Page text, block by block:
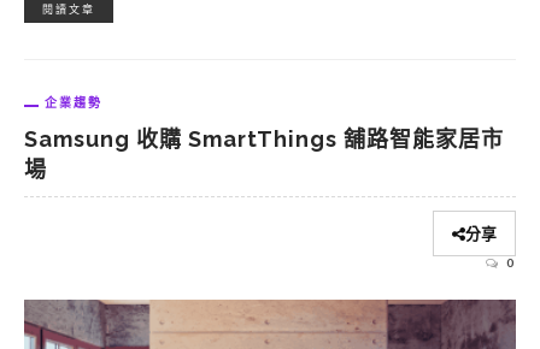
閱讀文章
企業趨勢
Samsung 收購 SmartThings 舖路智能家居市
場
分享
0